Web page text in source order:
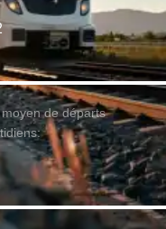
moyen de départs